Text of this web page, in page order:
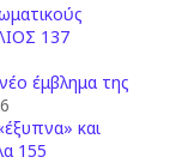
137
έμβλημα της
και
155